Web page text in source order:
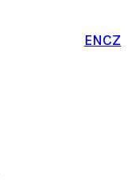
ENCZ